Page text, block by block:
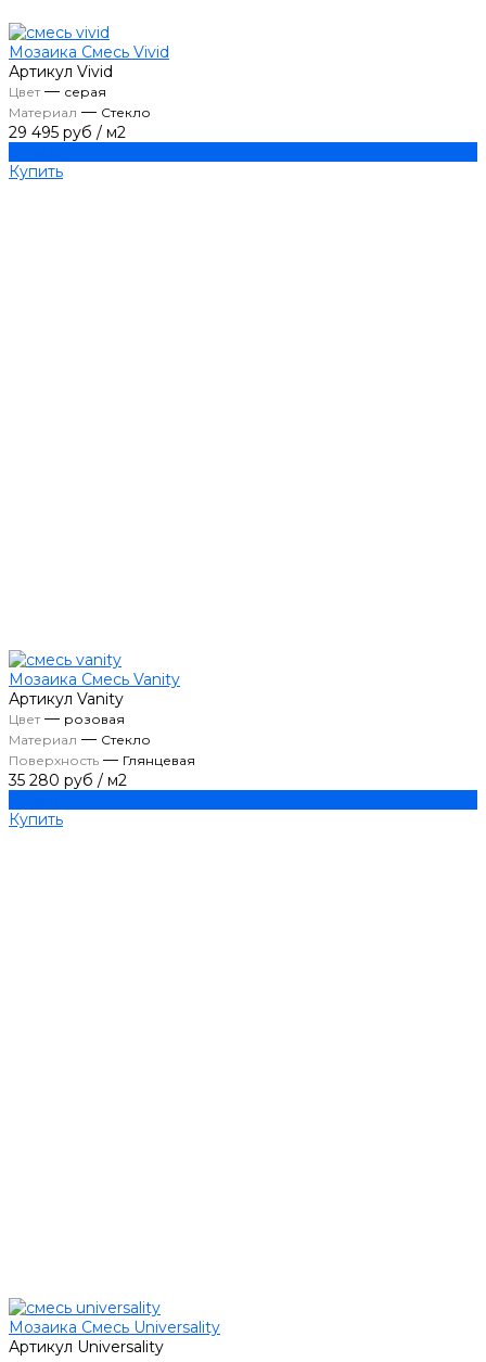
Мозаика Смесь Vivid
Артикул Vivid
Цвет— серая
Материал — Стекло
29 495 руб / м2
Купить
Мозаика Смесь Vanity
Артикул Vanity
Цвет— розовая
Материал — Стекло
Поверхность — Глянцевая
35 280 руб / м2
Купить
Мозаика Смесь Universality
Артикул Universality